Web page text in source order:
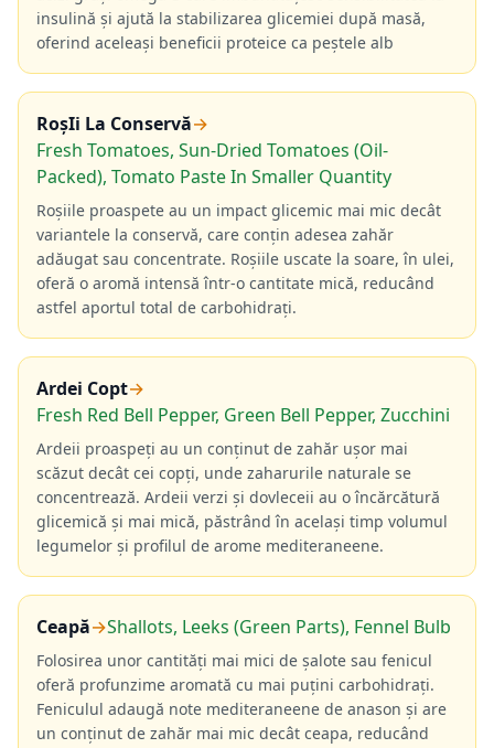
insulină și ajută la stabilizarea glicemiei după masă,
oferind aceleași beneficii proteice ca peștele alb
RoșIi La Conservă→
Fresh Tomatoes, Sun-Dried Tomatoes (Oil-
Packed), Tomato Paste In Smaller Quantity
Roșiile proaspete au un impact glicemic mai mic decât
variantele la conservă, care conțin adesea zahăr
adăugat sau concentrate. Roșiile uscate la soare, în ulei,
oferă o aromă intensă într-o cantitate mică, reducând
astfel aportul total de carbohidrați.
Ardei Copt→
Fresh Red Bell Pepper, Green Bell Pepper, Zucchini
Ardeii proaspeți au un conținut de zahăr ușor mai
scăzut decât cei copți, unde zaharurile naturale se
concentrează. Ardeii verzi și dovleceii au o încărcătură
glicemică și mai mică, păstrând în același timp volumul
legumelor și profilul de arome mediteraneene.
Ceapă→Shallots, Leeks (Green Parts), Fennel Bulb
Folosirea unor cantități mai mici de șalote sau fenicul
oferă profunzime aromată cu mai puțini carbohidrați.
Feniculul adaugă note mediteraneene de anason și are
un conținut de zahăr mai mic decât ceapa, reducând